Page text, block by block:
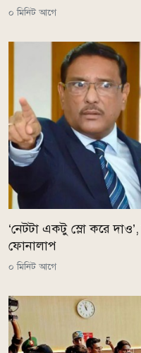
০ মিনিট আগে
‘নেটটা একটু স্লো করে
ফোনালাপ
০ মিনিট আগে